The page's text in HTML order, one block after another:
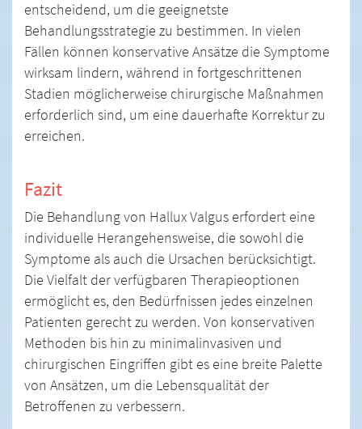
entscheidend, um die geeignetste
Behandlungsstrategie zu bestimmen. In vielen
Fällen können konservative Ansätze die Symptome
wirksam lindern, während in fortgeschrittenen
Stadien möglicherweise chirurgische Maßnahmen
erforderlich sind, um eine dauerhafte Korrektur zu
erreichen.
Fazit
Die Behandlung von Hallux Valgus erfordert eine
individuelle Herangehensweise, die sowohl die
Symptome als auch die Ursachen berücksichtigt.
Die Vielfalt der verfügbaren Therapieoptionen
ermöglicht es, den Bedürfnissen jedes einzelnen
Patienten gerecht zu werden. Von konservativen
Methoden bis hin zu minimalinvasiven und
chirurgischen Eingriffen gibt es eine breite Palette
von Ansätzen, um die Lebensqualität der
Betroffenen zu verbessern.